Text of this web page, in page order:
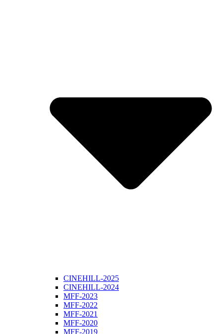
CINEHILL-2025
CINEHILL-2024
MFF-2023
MFF-2022
MFF-2021
MFF-2020
MFF-2019